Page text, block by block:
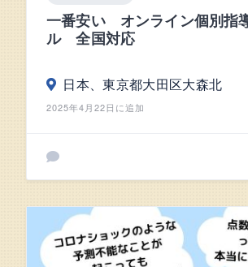
一番安い オンライン個別指
ル 全国対応
日本、東京都大田区大森北
2025年4月22日に追加